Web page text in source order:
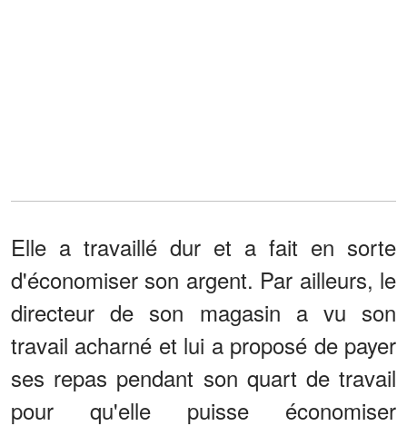
Elle a travaillé dur et a fait en sorte
d'économiser son argent. Par ailleurs, le
directeur de son magasin a vu son
travail acharné et lui a proposé de payer
ses repas pendant son quart de travail
pour qu'elle puisse économiser